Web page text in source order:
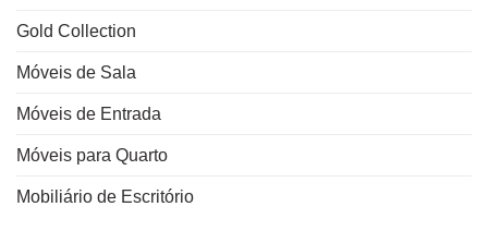
Gold Collection
Móveis de Sala
Móveis de Entrada
Móveis para Quarto
Mobiliário de Escritório